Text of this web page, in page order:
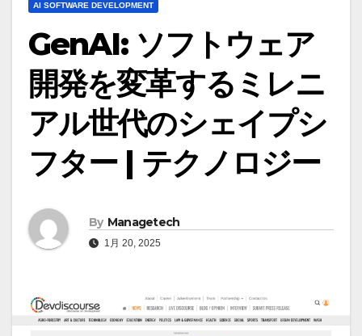
AI SOFTWARE DEVELOPMENT
GenAI: ソフトウェア
開発を変革するミレニ
アル世代のシェイプシ
フター | テクノロジー
By Managetech
1月 20, 2025